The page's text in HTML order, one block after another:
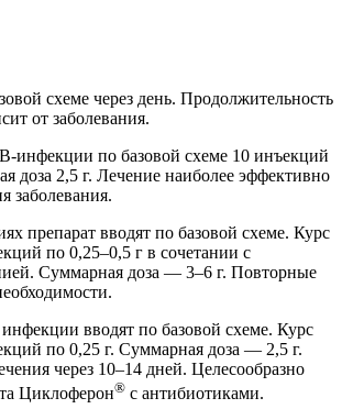
схеме через день. Продолжительность
от заболевания.
инфекции по базовой схеме 10 инъекций
доза 2,5 г. Лечение наиболее эффективно
заболевания.
препарат вводят по базовой схеме. Курс
по 0,25–0,5 г в сочетании с
Суммарная доза — 3–6 г. Повторные
вводят по базовой схеме. Курс
по 0,25 г. Суммарная доза — 2,5 г.
через 10–14 дней. Целесообразно
Циклоферон® с антибиотиками.